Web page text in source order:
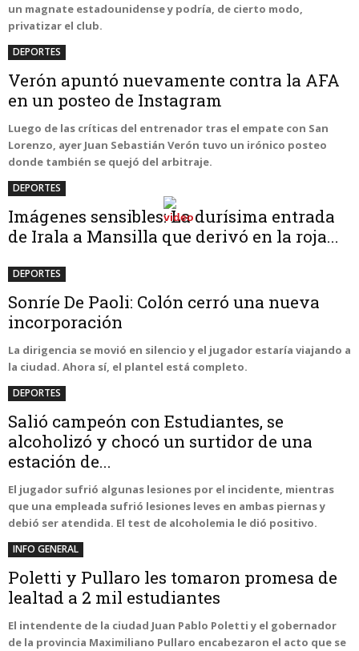
un magnate estadounidense y podría, de cierto modo,
privatizar el club.
DEPORTES
Verón apuntó nuevamente contra la AFA
en un posteo de Instagram
Luego de las críticas del entrenador tras el empate con San
Lorenzo, ayer Juan Sebastián Verón tuvo un irónico posteo
donde también se quejó del arbitraje.
DEPORTES
Imágenes sensibles: La durísima entrada
de Irala a Mansilla que derivó en la roja...
DEPORTES
Sonríe De Paoli: Colón cerró una nueva
incorporación
La dirigencia se movió en silencio y el jugador estaría viajando a
la ciudad. Ahora sí, el plantel está completo.
DEPORTES
Salió campeón con Estudiantes, se
alcoholizó y chocó un surtidor de una
estación de...
El jugador sufrió algunas lesiones por el incidente, mientras
que una empleada sufrió lesiones leves en ambas piernas y
debió ser atendida. El test de alcoholemia le dió positivo.
INFO GENERAL
Poletti y Pullaro les tomaron promesa de
lealtad a 2 mil estudiantes
El intendente de la ciudad Juan Pablo Poletti y el gobernador
de la provincia Maximiliano Pullaro encabezaron el acto que se